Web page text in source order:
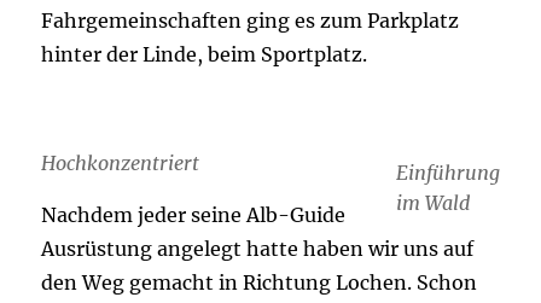
Fahrgemeinschaften ging es zum Parkplatz
hinter der Linde, beim Sportplatz.
Einführung
im Wald
Hochkonzentriert
Nachdem jeder seine Alb-Guide
Ausrüstung angelegt hatte haben wir uns auf
den Weg gemacht in Richtung Lochen. Schon